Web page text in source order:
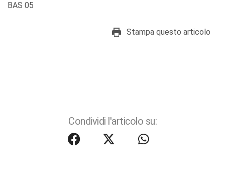
BAS 05
Stampa questo articolo
Condividi l'articolo su: